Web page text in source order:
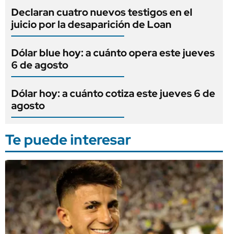
Declaran cuatro nuevos testigos en el
juicio por la desaparición de Loan
Dólar blue hoy: a cuánto opera este jueves
6 de agosto
Dólar hoy: a cuánto cotiza este jueves 6 de
agosto
Te puede interesar